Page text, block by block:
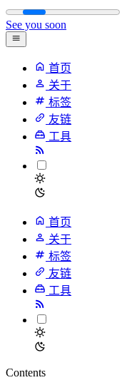
See you soon
首页
关于
标签
友链
工具
首页
关于
标签
友链
工具
Contents